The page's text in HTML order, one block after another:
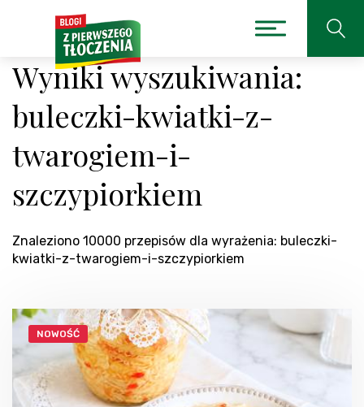
Wyniki wyszukiwania:
buleczki-kwiatki-z-
twarogiem-i-
szczypiorkiem
Znaleziono 10000 przepisów dla wyrażenia: buleczki-
kwiatki-z-twarogiem-i-szczypiorkiem
NOWOŚĆ